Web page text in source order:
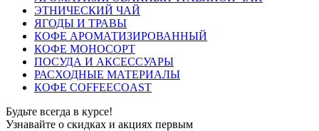
ЭТНИЧЕСКИЙ ЧАЙ
ЯГОДЫ И ТРАВЫ
КОФЕ АРОМАТИЗИРОВАННЫЙ
КОФЕ МОНОСОРТ
ПОСУДА И АКСЕССУАРЫ
РАСХОДНЫЕ МАТЕРИАЛЫ
КОФЕ COFFEECOAST
Будьте всегда в курсе!
Узнавайте о скидках и акциях первым